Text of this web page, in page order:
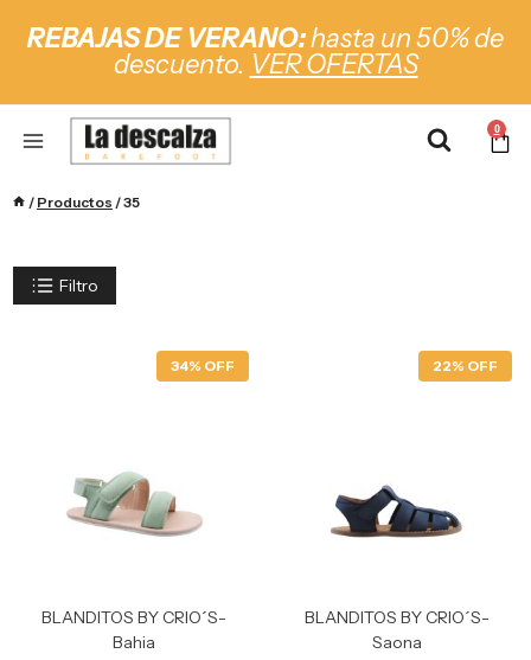
REBAJAS DE VERANO:hasta un 50% de
descuento. VER OFERTAS
0
/ Productos /35
Filtro
34% OFF
BLANDITOS BY CRIO´S-
Bahia
22% OFF
BLANDITOS BY CRIO´S-
Saona